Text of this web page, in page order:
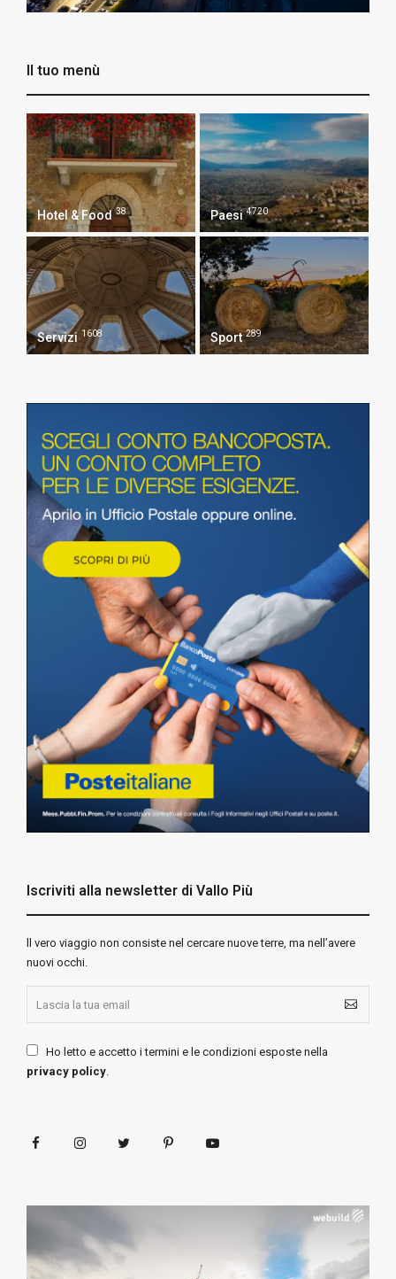
Il tuo menù
Hotel & Food 38 Paesi 4720
Servizi 1608 Sport 289
Iscriviti alla newsletter di Vallo Più
ll vero viaggio non consiste nel cercare nuove terre, ma nell’avere
nuovi occhi.
Ho letto e accetto i termini e le condizioni esposte nella
privacy policy.